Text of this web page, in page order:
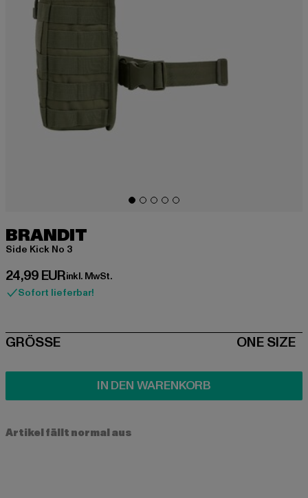
BRANDIT
Side Kick No 3
24,99 EUR
Derzeitiger Preis: 24,99 EUR
inkl. MwSt.
Sofort lieferbar!
SIZE
GRÖSSE ONE SIZE
IN DEN WARENKORB
Artikel fällt normal aus